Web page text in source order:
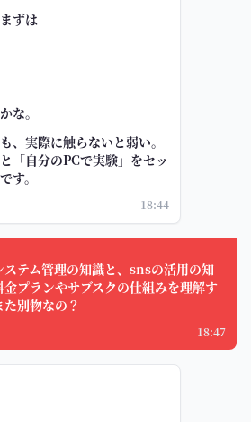
ずは
な。
、実際に触らないと弱い。
「自分のPCで実験」をセッ
す。
18:44
ステム管理の知識と、snsの活用の知
プランやサブスクの仕組みを理解す
別物なの？
18:47